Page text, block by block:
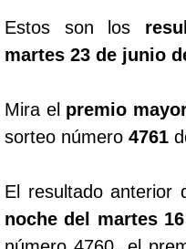
Estos son los
martes 23 de junio
Mira el premio
sorteo número 4761
El resultado anterior
noche del martes